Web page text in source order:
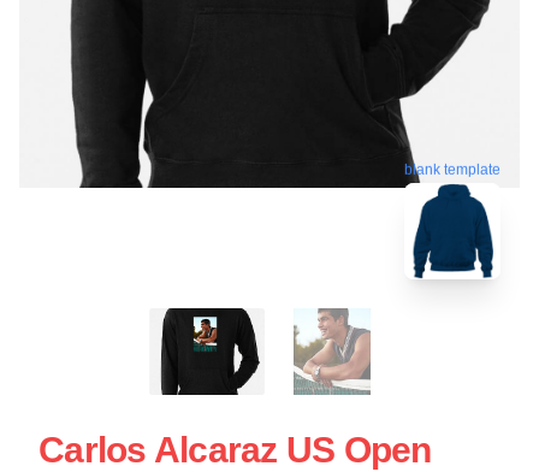
blank template
Carlos Alcaraz US Open